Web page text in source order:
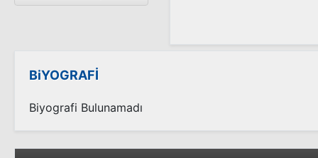
BiYOGRAFİ
Biyografi Bulunamadı